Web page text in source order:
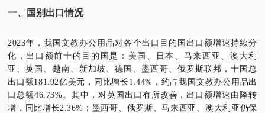
一、国别出口情况
2023年，我国文教办公用品对各个出口目的国出口额增速持续分
化，出口额前十的目的国是：美国、日本、马来西亚、澳大利
亚、英国、越南、新加坡、德国、墨西哥、俄罗斯联邦，十国总
出口额181.92亿美元，同比增长1.44%，约占我国文教办公用品出
口总额46.73%。其中，对英国出口有所改善，出口额增速由降转
增，同比增长2.36%；墨西哥、俄罗斯、马来西亚、澳大利亚仍保